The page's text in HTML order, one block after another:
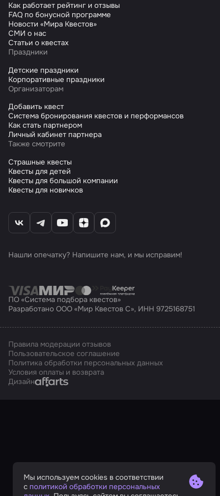
Как работает рейтинг и отзывы
FAQ по бонусной программе
Новости «Мира Квестов»
СМИ о нас
Статьи о квестах
Праздники
Детские праздники
Корпоративные праздники
Организаторам
Добавить квест
Система бронирования квестов и перформансов
Как стать партнером
Личный кабинет партнера
Также смотрите
Страшные квесты
Квесты для детей
Квесты для большой компании
Квесты для новичков
Нашли опечатку? Напишите нам, и мы исправим!
ПО «Система подбора квестов»
Разработано ООО «Мир Квестов С», ИНН 9725168751
Правила модерации отзывов
Пользовательское соглашение
Политика обработки персональных данных
Условия оплаты и возврата
ДизайнAffarts
Мы используем cookies в соответствии
с политикой обработки персональных